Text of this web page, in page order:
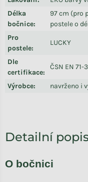
Délka
bočnice:
97 cm (pro
postele o
Pro
postele:
LUCKY
Dle
certifikace:
ČSN EN 71-
Výrobce: navrženo i
Detailní
O bočnici